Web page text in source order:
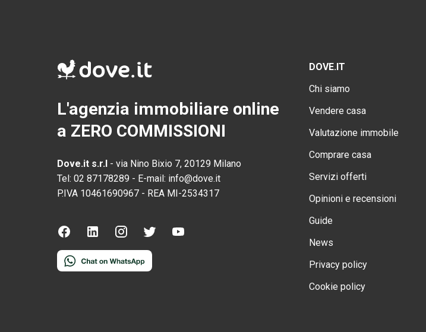
L'agenzia immobiliare online
a ZERO COMMISSIONI
Dove.it s.r.l - via Nino Bixio 7, 20129 Milano
Tel: 02 87178289 - E-mail: info@dove.it
P.IVA 10461690967 - REA MI-2534317
DOVE.IT
Chi siamo
Vendere casa
Valutazione immobile
Comprare casa
Servizi offerti
Opinioni e recensioni
Guide
News
Privacy policy
Cookie policy